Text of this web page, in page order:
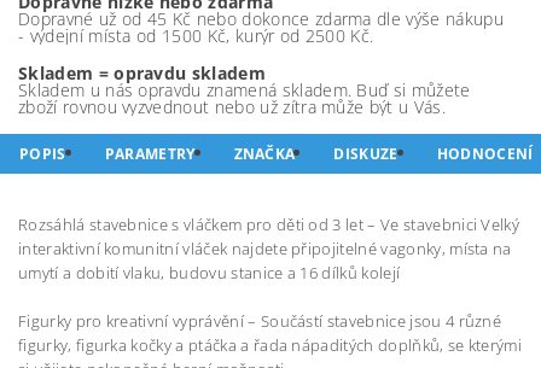
Dopravné už od 45 Kč nebo dokonce zdarma dle výše nákupu
- výdejní místa od 1500 Kč, kurýr od 2500 Kč.
Skladem = opravdu skladem
Skladem u nás opravdu znamená skladem. Buď si můžete
zboží rovnou vyzvednout nebo už zítra může být u Vás.
POPIS PARAMETRY ZNAČKA DISKUZE HODNOCENÍ
Rozsáhlá stavebnice s vláčkem pro děti od 3 let – Ve stavebnici Velký
interaktivní komunitní vláček najdete připojitelné vagonky, místa na
umytí a dobití vlaku, budovu stanice a 16 dílků kolejí
Figurky pro kreativní vyprávění – Součástí stavebnice jsou 4 různé
figurky, figurka kočky a ptáčka a řada nápaditých doplňků, se kterými